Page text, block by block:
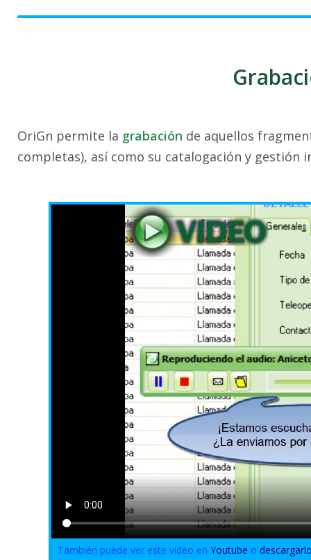
OriGn permite la grabación de aquellos
completas), así como su catalogación y gestión
También puede ver este vídeo enYoutube o